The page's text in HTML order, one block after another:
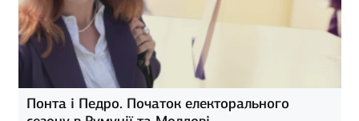
Понта і Педро. Початок електорального